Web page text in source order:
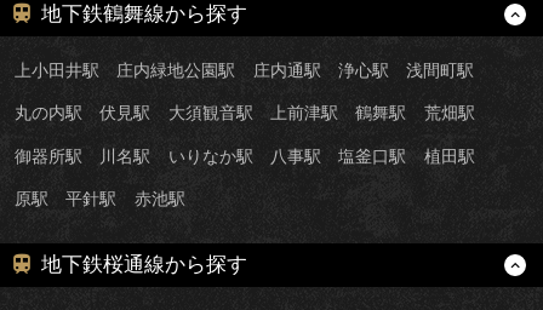
地下鉄鶴舞線から探す
上小田井駅 庄内緑地公園駅 庄内通駅 浄心駅 浅間町駅
丸の内駅 伏見駅 大須観音駅 上前津駅 鶴舞駅 荒畑駅
御器所駅 川名駅 いりなか駅 八事駅 塩釜口駅 植田駅
原駅 平針駅 赤池駅
地下鉄桜通線から探す